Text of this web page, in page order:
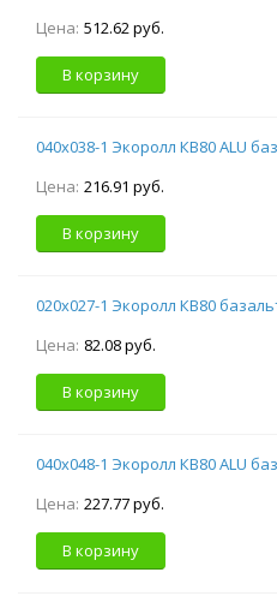
Цена: 512.62 руб.
В корзину
040х038-1 Экоролл КВ80 ALU
Цена: 216.91 руб.
В корзину
020х027-1 Экоролл КВ80
Цена: 82.08 руб.
В корзину
040х048-1 Экоролл КВ80 ALU
Цена: 227.77 руб.
В корзину